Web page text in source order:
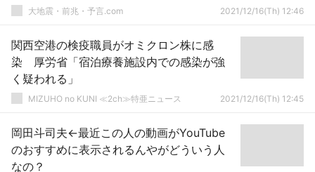
大地震・前兆・予言.com 2021/12/16(Th) 12:46
関西空港の検疫職員がオミクロン株に感
染 厚労省「宿泊療養施設内での感染が強
く疑われる」
MIZUHO no KUNI ≪2ch≫特亜ニュース 2021/12/16(Th) 12:45
岡田斗司夫←最近この人の動画がYouTube
のおすすめに表示されるんやがどういう人
なの？